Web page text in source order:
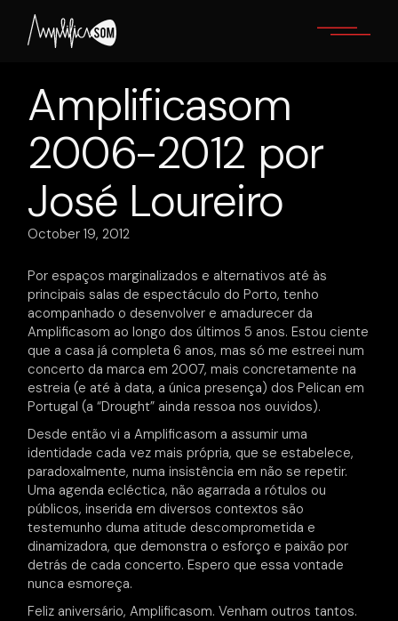
content
Amplificasom
2006-2012 por
José Loureiro
October 19, 2012
Por espaços marginalizados e alternativos até às
principais salas de espectáculo do Porto, tenho
acompanhado o desenvolver e amadurecer da
Amplificasom ao longo dos últimos 5 anos. Estou ciente
que a casa já completa 6 anos, mas só me estreei num
concerto da marca em 2007, mais concretamente na
estreia (e até à data, a única presença) dos Pelican em
Portugal (a “Drought” ainda ressoa nos ouvidos).
Desde então vi a Amplificasom a assumir uma
identidade cada vez mais própria, que se estabelece,
paradoxalmente, numa insistência em não se repetir.
Uma agenda ecléctica, não agarrada a rótulos ou
públicos, inserida em diversos contextos são
testemunho duma atitude descomprometida e
dinamizadora, que demonstra o esforço e paixão por
detrás de cada concerto. Espero que essa vontade
nunca esmoreça.
Feliz aniversário, Amplificasom. Venham outros tantos.